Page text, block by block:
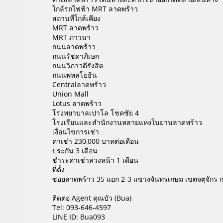
ใกล้รถไฟฟ้า MRT ลาดพร้าว
สถานที่ใกล้เคียง
MRT ลาดพร้าว
MRT ภาวนา
ถนนลาดพร้าว
ถนนรัชดาภิเษก
ถนนวิภาวดีรังสิต
ถนนพหลโยธิน
Centralลาดพร้าว
Union Mall
Lotus ลาดพร้าว
โรงพยาบาลเปาโล โชคชัย 4
โรงเรียนและสำนักงานหลายแห่งในย่านลาดพร้าว
เงื่อนไขการเช่า
ค่าเช่า 230,000 บาทต่อเดือน
ประกัน 3 เดือน
ชำระค่าเช่าล่วงหน้า 1 เดือน
ที่ตั้ง
ซอยลาดพร้าว 35 แยก 2-3 แขวงจันทรเกษม เขตจตุจักร
ติดต่อ Agent คุณบัว (Bua)
Tel: 093-646-4597
LINE ID: Bua093